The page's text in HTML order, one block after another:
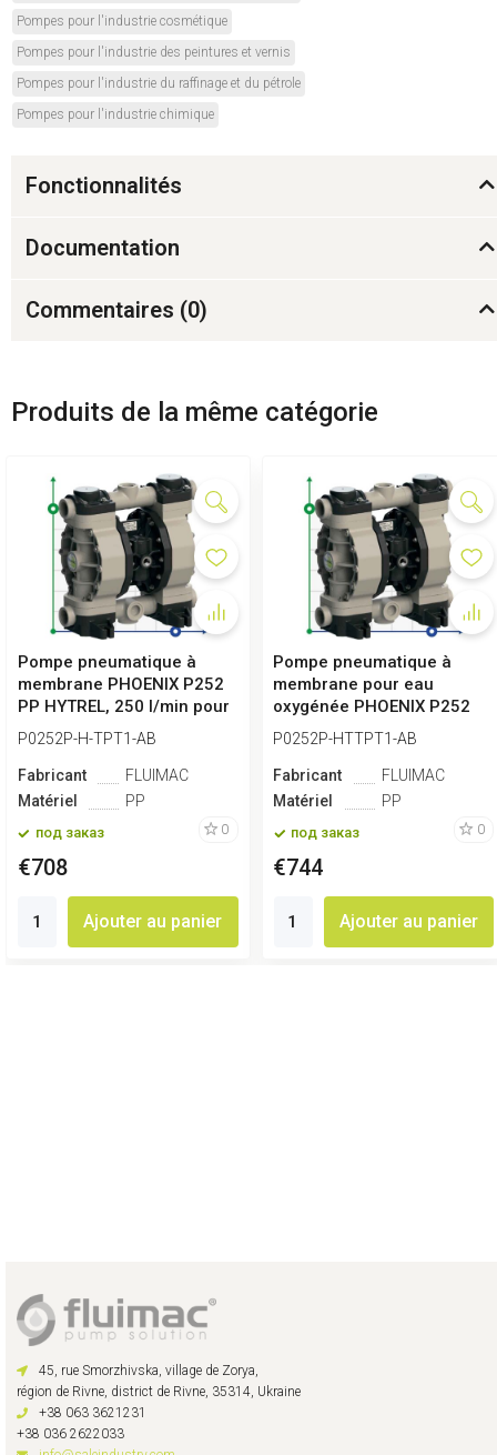
Pompes pour l'industrie cosmétique
Pompes pour l'industrie des peintures et vernis
Pompes pour l'industrie du raffinage et du pétrole
Pompes pour l'industrie chimique
Fonctionnalités
Documentation
Commentaires (0)
Produits de la même catégorie
Pompe pneumatique à
membrane PHOENIX P252
PP HYTREL, 250 l/min pour
eau oxygénée
P0252P-H-TPT1-AB
Fabricant
FLUIMAC
Matériel
PP
под заказ 0
€708
Ajouter au panier
Pompe pneumatique à
membrane pour eau
oxygénée PHOENIX P252
PP HYTREL+PTFE, 2...
P0252P-HTTPT1-AB
Fabricant
FLUIMAC
Matériel
PP
под заказ 0
€744
Ajouter au panier
45, rue Smorzhivska, village de Zorya,
région de Rivne, district de Rivne, 35314, Ukraine
+38 063 3621231
+38 036 2622033